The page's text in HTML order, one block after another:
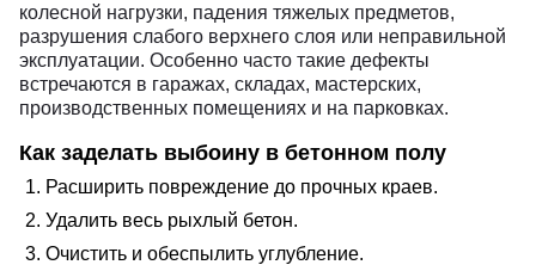
колесной нагрузки, падения тяжелых предметов,
разрушения слабого верхнего слоя или неправильной
эксплуатации. Особенно часто такие дефекты
встречаются в гаражах, складах, мастерских,
производственных помещениях и на парковках.
Как заделать выбоину в бетонном полу
Расширить повреждение до прочных краев.
Удалить весь рыхлый бетон.
Очистить и обеспылить углубление.